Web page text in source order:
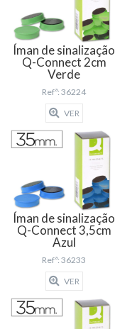
Íman de sinalização
Q-Connect 2cm
Verde
Refª: 36224
VER
Íman de sinalização
Q-Connect 3,5cm
Azul
Refª: 36233
VER